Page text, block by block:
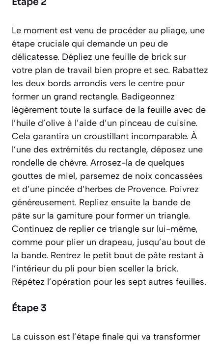
Le moment est venu de procéder au pliage, une
étape cruciale qui demande un peu de
délicatesse. Dépliez une feuille de brick sur
votre plan de travail bien propre et sec. Rabattez
les deux bords arrondis vers le centre pour
former un grand rectangle. Badigeonnez
légèrement toute la surface de la feuille avec de
l’huile d’olive à l’aide d’un pinceau de cuisine.
Cela garantira un croustillant incomparable. À
l’une des extrémités du rectangle, déposez une
rondelle de chèvre. Arrosez-la de quelques
gouttes de miel, parsemez de noix concassées
et d’une pincée d’herbes de Provence. Poivrez
généreusement. Repliez ensuite la bande de
pâte sur la garniture pour former un triangle.
Continuez de replier ce triangle sur lui-même,
comme pour plier un drapeau, jusqu’au bout de
la bande. Rentrez le petit bout de pâte restant à
l’intérieur du pli pour bien sceller la brick.
Répétez l’opération pour les sept autres feuilles.
Étape 3
La cuisson est l’étape finale qui va transformer